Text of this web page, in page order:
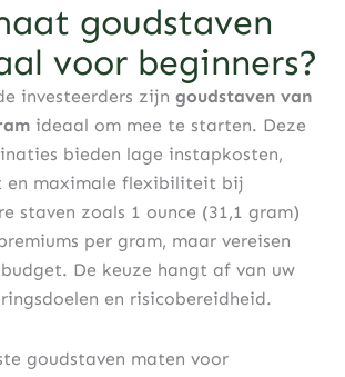
goudstaven
voor beginners?
investeerders zijn goudstaven van
ideaal om mee te starten. Deze
bieden lage instapkosten,
en maximale flexibiliteit bij
staven zoals 1 ounce (31,1 gram)
per gram, maar vereisen
De keuze hangt af van uw
en risicobereidheid.
goudstaven maten voor